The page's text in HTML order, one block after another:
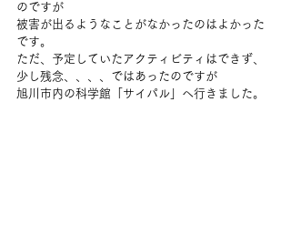
のですが
被害が出るようなことがなかったのはよかった
です。
ただ、予定していたアクティビティはできず、
少し残念、、、、ではあったのですが
旭川市内の科学館「サイパル」へ行きました。